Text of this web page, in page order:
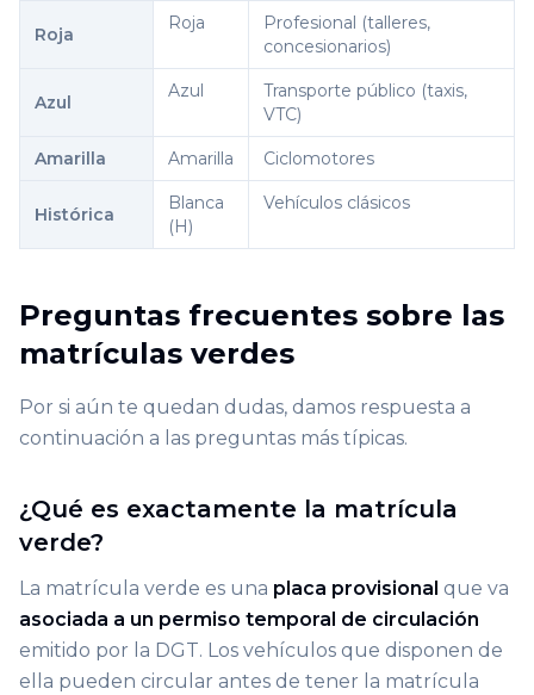
Roja
Roja
Profesional (talleres,
concesionarios)
Azul
Azul
Transporte público (taxis,
VTC)
Amarilla Amarilla Ciclomotores
Histórica
Blanca
(H)
Vehículos clásicos
Preguntas frecuentes sobre las
matrículas verdes
Por si aún te quedan dudas, damos respuesta a
continuación a las preguntas más típicas.
¿Qué es exactamente la matrícula
verde?
La matrícula verde es una placa provisional que va
asociada a un permiso temporal de circulación
emitido por la DGT. Los vehículos que disponen de
ella pueden circular antes de tener la matrícula